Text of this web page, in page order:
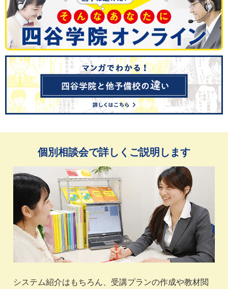
個別相談会で詳しくご説明します
システム紹介はもちろん、受講プランの作成や教材閲